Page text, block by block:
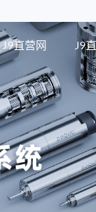
行星减速箱
ZWSMD
ZWSMD
智能消费
摄像头模组
微型瞳距调节驱动
J9直营网 J9